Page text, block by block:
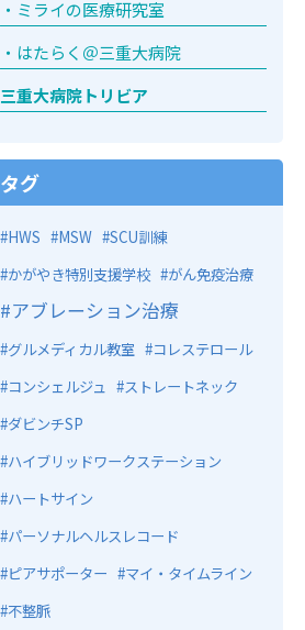
ミライの医療研究室
はたらく＠三重大病院
三重大病院トリビア
タグ
HWS MSW
SCU訓練
かがやき特別支援学校
がん免疫治療
アブレーション治療
グルメディカル教室
コレステロール
コンシェルジュ
ストレートネック
ダビンチSP
ハイブリッドワークステーション
ハートサイン
パーソナルヘルスレコード
ピアサポーター
マイ・タイムライン
不整脈